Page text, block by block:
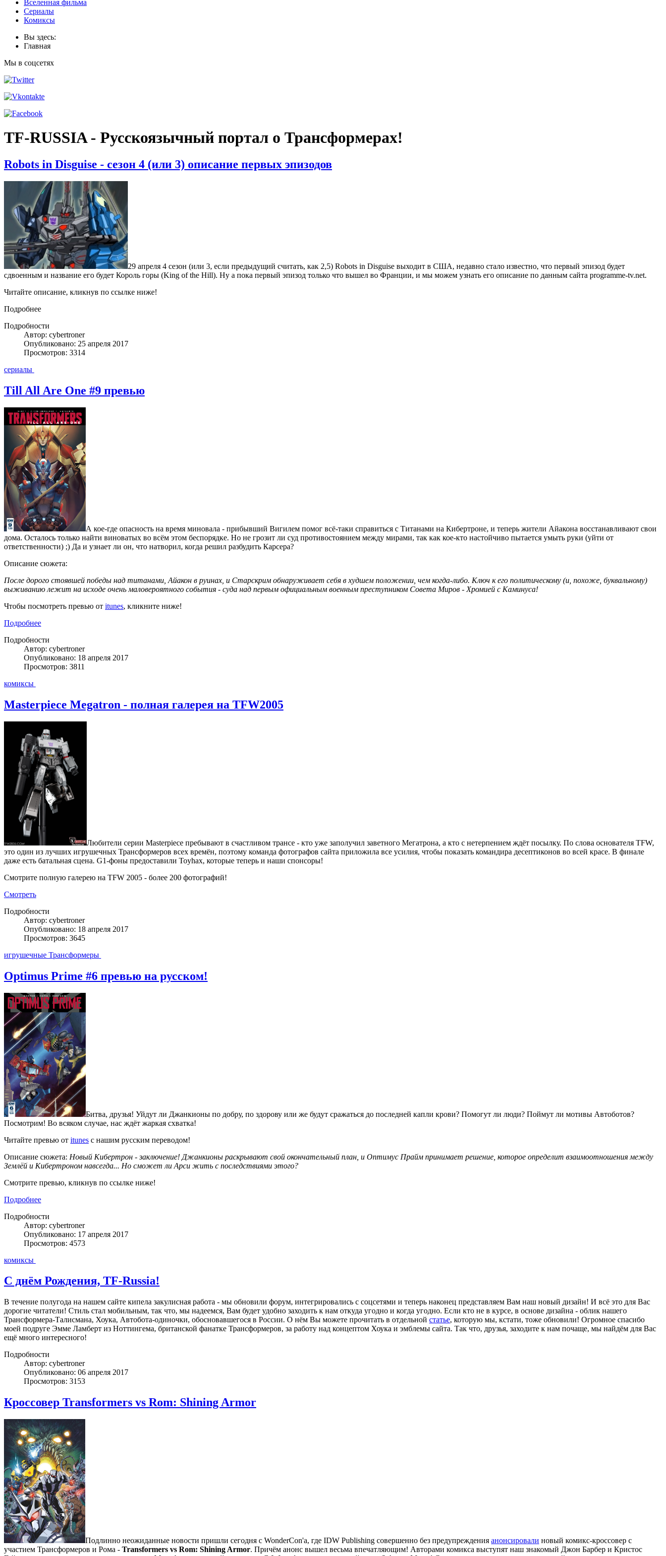
Вселенная фильма
Сериалы
Комиксы
Вы здесь:
Главная
Мы в соцсетях
TF-RUSSIA - Русскоязычный портал о Трансформерах!
Robots in Disguise - сезон 4 (или 3) описание первых эпизодов
29 апреля 4 сезон (или 3, если предыдущий считать, как 2,5) Robots in Disguise выходит в США, недавно стало известно, что первый эпизод будет
сдвоенным и название его будет Король горы (King of the Hill). Ну а пока первый эпизод только что вышел во Франции, и мы можем узнать его описание по данным сайта programme-tv.net.
Читайте описание, кликнув по ссылке ниже!
Подробнее
Подробности
Автор: cybertroner
Опубликовано: 25 апреля 2017
Просмотров: 3314
сериалы
Till All Are One #9 превью
А кое-где опасность на время миновала - прибывший Вигилем помог всё-таки справиться с Титанами на Кибертроне, и теперь жители Айакона восстанавливают свои
дома. Осталось только найти виноватых во всём этом беспорядке. Но не грозит ли суд противостоянием между мирами, так как кое-кто настойчиво пытается умыть руки (уйти от
ответственности) ;) Да и узнает ли он, что натворил, когда решил разбудить Карсера?
Описание сюжета:
После дорого стоявшей победы над титанами, Айакон в руинах, и Старскрим обнаруживает себя в худшем положении, чем когда-либо. Ключ к его политическому (и, похоже, буквальному)
выживанию лежит на исходе очень маловероятного события - суда над первым официальным военным преступником Совета Миров - Хромией с Каминуса!
Чтобы посмотреть превью от itunes, кликните ниже!
Подробнее
Подробности
Автор: cybertroner
Опубликовано: 18 апреля 2017
Просмотров: 3811
комиксы
Masterpiece Megatron - полная галерея на TFW2005
Любители серии Masterpiece пребывают в счастливом трансе - кто уже заполучил заветного Мегатрона, а кто с нетерпением ждёт посылку. По слова основателя TFW,
это один из лучших игрушечных Трансформеров всех времён, поэтому команда фотографов сайта приложила все усилия, чтобы показать командира десептиконов во всей красе. В финале
даже есть батальная сцена. G1-фоны предоставили Toyhax, которые теперь и наши спонсоры!
Смотрите полную галерею на TFW 2005 - более 200 фотографий!
Смотреть
Подробности
Автор: cybertroner
Опубликовано: 18 апреля 2017
Просмотров: 3645
игрушечные Трансформеры
Optimus Prime #6 превью на русском!
Битва, друзья! Уйдут ли Джанкионы по добру, по здорову или же будут сражаться до последней капли крови? Помогут ли люди? Поймут ли мотивы Автоботов?
Посмотрим! Во всяком случае, нас ждёт жаркая схватка!
Читайте превью от itunes с нашим русским переводом!
Описание сюжета: Новый Кибертрон - заключение! Джанкионы раскрывают свой окончательный план, и Оптимус Прайм принимает решение, которое определит взаимоотношения между
Землёй и Кибертроном навсегда... Но сможет ли Арси жить с последствиями этого?
Смотрите превью, кликнув по ссылке ниже!
Подробнее
Подробности
Автор: cybertroner
Опубликовано: 17 апреля 2017
Просмотров: 4573
комиксы
С днём Рождения, TF-Russia!
В течение полугода на нашем сайте кипела закулисная работа - мы обновили форум, интегрировались с соцсетями и теперь наконец представляем Вам наш новый дизайн! И всё это для Вас
дорогие читатели! Стиль стал мобильным, так что, мы надеемся, Вам будет удобно заходить к нам откуда угодно и когда угодно. Если кто не в курсе, в основе дизайна - облик нашего
Трансформера-Талисмана, Хоука, Автобота-одиночки, обосновавшегося в России. О нём Вы можете прочитать в отдельной статье, которую мы, кстати, тоже обновили! Огромное спасибо
моей подруге Эмме Ламберт из Ноттингема, британской фанатке Трансформеров, за работу над концептом Хоука и эмблемы сайта. Так что, друзья, заходите к нам почаще, мы найдём для Вас
ещё много интересного!
Подробности
Автор: cybertroner
Опубликовано: 06 апреля 2017
Просмотров: 3153
Кроссовер Transformers vs Rom: Shining Armor
Подлинно неожиданные новости пришли сегодня с WonderCon'а, где IDW Publishing совершенно без предупреждения анонсировали новый комикс-кроссовер с
участием Трансформеров и Рома - Transformers vs Rom: Shining Armor. Причём анонс вышел весьма впечатляющим! Авторами комикса выступят наш знакомый Джон Барбер и Кристос